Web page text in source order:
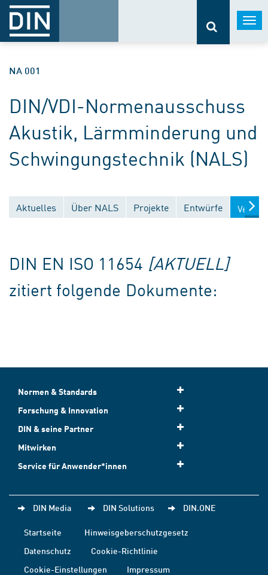
NA 001
DIN/VDI-Normenausschuss
Akustik, Lärmminderung und
Schwingungstechnik (NALS)
Aktuelles Über NALS Projekte Entwürfe
DIN EN ISO 11654 [AKTUELL]
zitiert folgende Dokumente:
Normen & Standards
Forschung & Innovation
DIN & seine Partner
Mitwirken
Service für Anwender*innen
DIN Media DIN Solutions DIN.ONE
Startseite
Hinweisgeberschutzgesetz
Datenschutz
Cookie-Richtlinie
Cookie-Einstellungen
Impressum